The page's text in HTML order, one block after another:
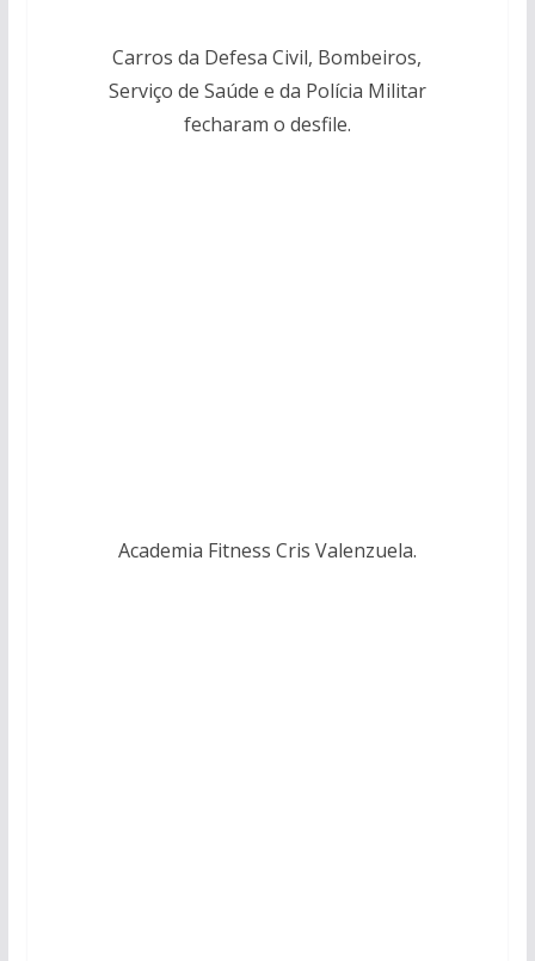
Carros da Defesa Civil, Bombeiros,
Serviço de Saúde e da Polícia Militar
fecharam o desfile.
Academia Fitness Cris Valenzuela.